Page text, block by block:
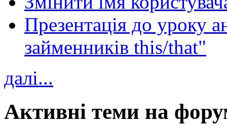
Презентація до уроку
займенників this/that"
далі...
Активні теми на